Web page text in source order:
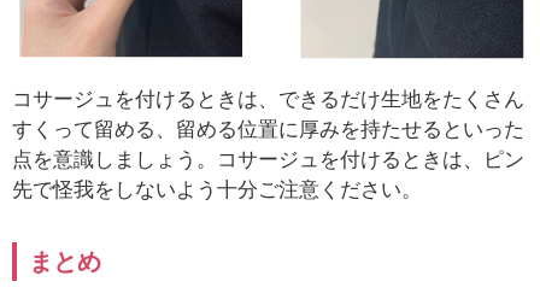
コサージュを付けるときは、できるだけ生地をたくさん
すくって留める、留める位置に厚みを持たせるといった
点を意識しましょう。
コサージュを付けるときは、ピン
先で怪我をしないよう十分ご注意ください。
まとめ